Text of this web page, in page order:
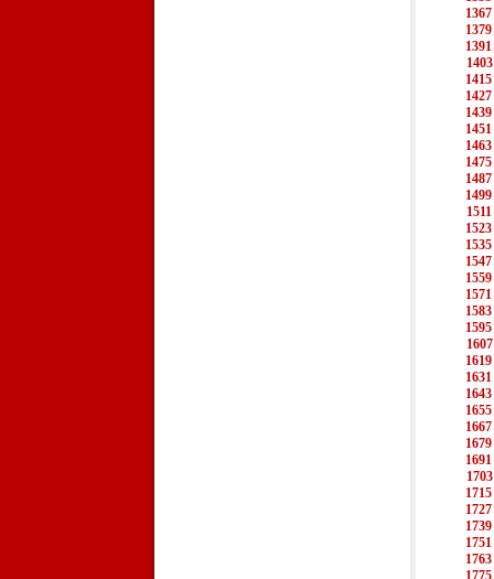
1367
1379
1391
1403
1415
1427
1439
1451
1463
1475
1487
1499
1511
1523
1535
1547
1559
1571
1583
1595
1607
1619
1631
1643
1655
1667
1679
1691
1703
1715
1727
1739
1751
1763
1775